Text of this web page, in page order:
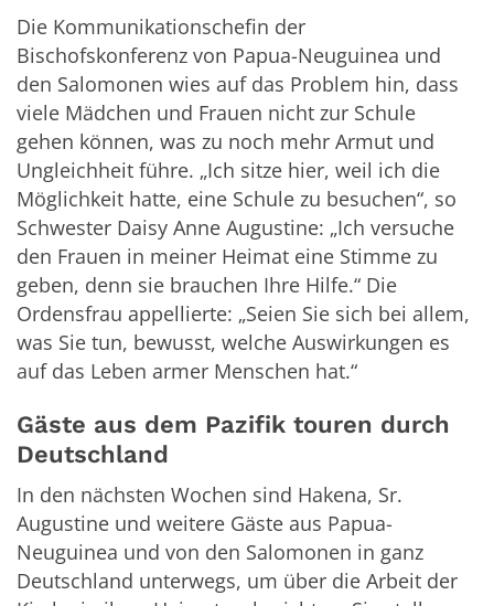
Die Kommunikationschefin der
Bischofskonferenz von Papua-Neuguinea und
den Salomonen wies auf das Problem hin, dass
viele Mädchen und Frauen nicht zur Schule
gehen können, was zu noch mehr Armut und
Ungleichheit führe. „Ich sitze hier, weil ich die
Möglichkeit hatte, eine Schule zu besuchen“, so
Schwester Daisy Anne Augustine: „Ich versuche
den Frauen in meiner Heimat eine Stimme zu
geben, denn sie brauchen Ihre Hilfe.“ Die
Ordensfrau appellierte: „Seien Sie sich bei allem,
was Sie tun, bewusst, welche Auswirkungen es
auf das Leben armer Menschen hat.“
Gäste aus dem Pazifik touren durch
Deutschland
In den nächsten Wochen sind Hakena, Sr.
Augustine und weitere Gäste aus Papua-
Neuguinea und von den Salomonen in ganz
Deutschland unterwegs, um über die Arbeit der